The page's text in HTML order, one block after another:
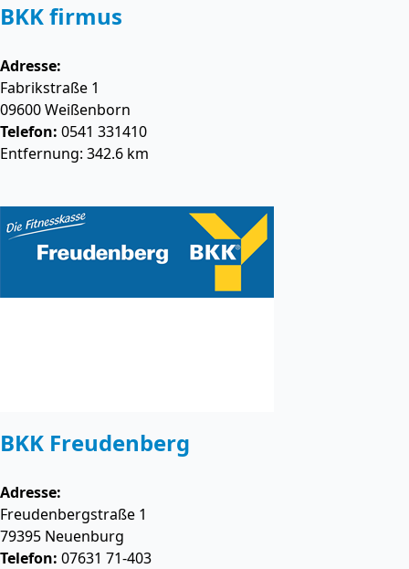
BKK firmus
Adresse:
Fabrikstraße 1
09600Weißenborn
Telefon: 0541 331410
Entfernung: 342.6 km
BKK Freudenberg
Adresse:
Freudenbergstraße 1
79395 Neuenburg
Telefon: 07631 71-403